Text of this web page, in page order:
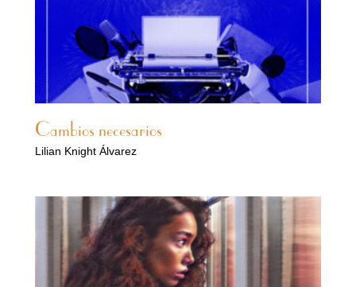
Cambios necesarios
Lilian Knight Álvarez